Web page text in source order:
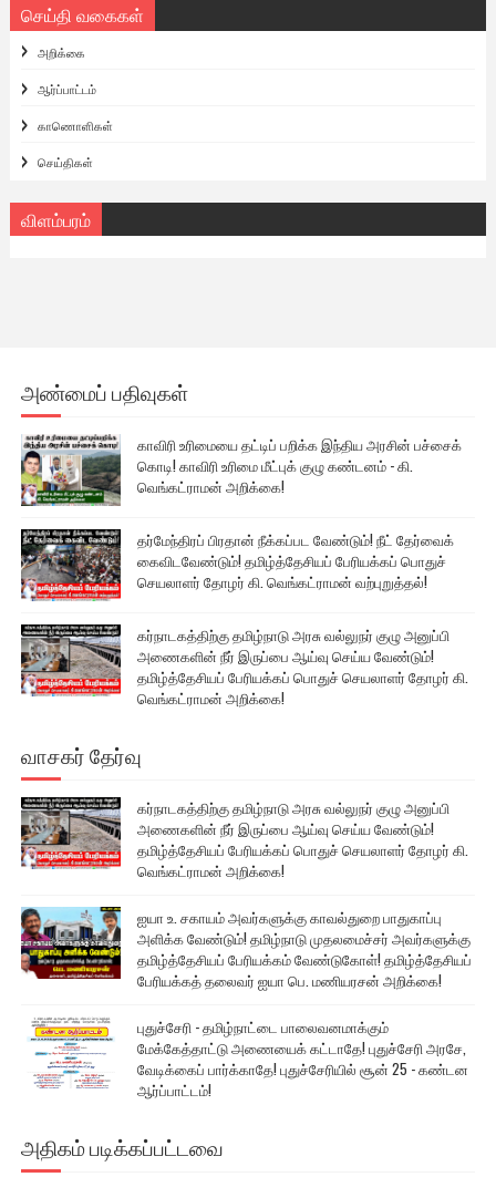
செய்தி வகைகள்
அறிக்கை
ஆர்ப்பாட்டம்
காணொளிகள்
செய்திகள்
விளம்பரம்
அண்மைப் பதிவுகள்
காவிரி உரிமையை தட்டிப் பறிக்க இந்திய அரசின் பச்சைக்
கொடி! காவிரி உரிமை மீட்புக் குழு கண்டனம் - கி.
வெங்கட்ராமன் அறிக்கை!
தர்மேந்திரப் பிரதான் நீக்கப்பட வேண்டும்! நீட் தேர்வைக்
கைவிடவேண்டும்! தமிழ்த்தேசியப் பேரியக்கப் பொதுச்
செயலாளர் தோழர் கி. வெங்கட்ராமன் வற்புறுத்தல்!
கர்நாடகத்திற்கு தமிழ்நாடு அரசு வல்லுநர் குழு அனுப்பி
அணைகளின் நீர் இருப்பை ஆய்வு செய்ய வேண்டும்!
தமிழ்த்தேசியப் பேரியக்கப் பொதுச் செயலாளர் தோழர் கி.
வெங்கட்ராமன் அறிக்கை!
வாசகர் தேர்வு
கர்நாடகத்திற்கு தமிழ்நாடு அரசு வல்லுநர் குழு அனுப்பி
அணைகளின் நீர் இருப்பை ஆய்வு செய்ய வேண்டும்!
தமிழ்த்தேசியப் பேரியக்கப் பொதுச் செயலாளர் தோழர் கி.
வெங்கட்ராமன் அறிக்கை!
ஐயா உ. சகாயம் அவர்களுக்கு காவல்துறை பாதுகாப்பு
அளிக்க வேண்டும்! தமிழ்நாடு முதலமைச்சர் அவர்களுக்கு
தமிழ்த்தேசியப் பேரியக்கம் வேண்டுகோள்! தமிழ்த்தேசியப்
பேரியக்கத் தலைவர் ஐயா பெ. மணியரசன் அறிக்கை!
புதுச்சேரி - தமிழ்நாட்டை பாலைவனமாக்கும்
மேக்கேத்தாட்டு அணையைக் கட்டாதே! புதுச்சேரி அரசே,
வேடிக்கைப் பார்க்காதே! புதுச்சேரியில் சூன் 25 - கண்டன
ஆர்ப்பாட்டம்!
அதிகம் படிக்கப்பட்டவை